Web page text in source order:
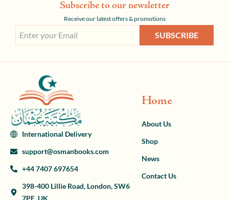
Subscribe to our newsletter
Receive our latest offers & promotions
SUBSCRIBE
International Delivery
support@osmanbooks.com
+44 7407 697654
398-400 Lillie Road, London, SW6
Home
About Us
Shop
News
Contact Us